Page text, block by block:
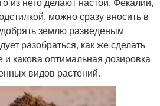
можно сразу вносить в
землю разведеным
разобраться, как же сделать
какова оптимальная дозировка
видов растений.